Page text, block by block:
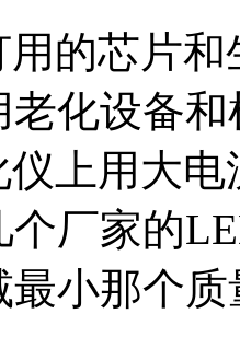
用的芯片
老化设备
仪上用大电
厂家的
最小那个